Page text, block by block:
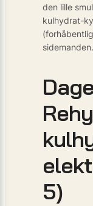
den lille
kulhydrat-
sidemanden.
5)